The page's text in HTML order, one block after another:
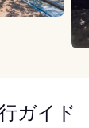
ガイド